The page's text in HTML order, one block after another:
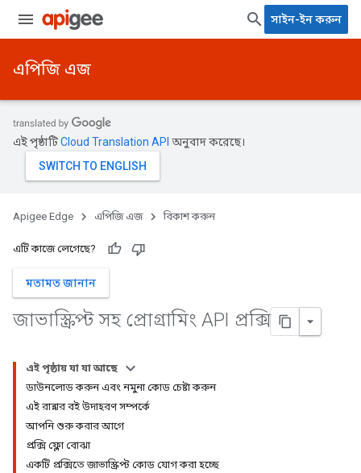
সাইন-ইন করুন
এপিজি এজ
এই পৃষ্ঠাটিCloud Translation API অনুবাদ করেছে।
Apigee Edge এপিজি এজ বিকাশ করুন
এটি কাজে লেগেছে?
মতামত জানান
জাভাস্ক্রিপ্ট সহ প্রোগ্রামিং API প্রক্সি
এই পৃষ্ঠায় যা যা আছে
ডাউনলোড করুন এবং নমুনা কোড চেষ্টা করুন
এই রান্নার বই উদাহরণ সম্পর্কে
আপনি শুরু করার আগে
প্রক্সি ফ্লো বোঝা
একটি প্রক্সিতে জাভাস্ক্রিপ্ট কোড যোগ করা হচ্ছে